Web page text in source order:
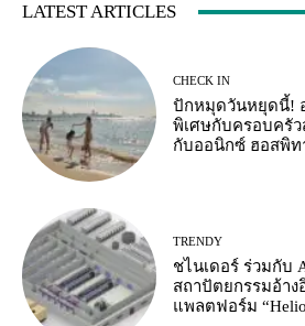
LATEST ARTICLES
CHECK IN
ปักหมุดวันหยุดนี้! อ
พิเศษกับครอบครัว
กับออนิกซ์ ฮอสพิท
TRENDY
ชไนเดอร์ ร่วมกับ
สถาปัตยกรรมอ้าง
แพลตฟอร์ม